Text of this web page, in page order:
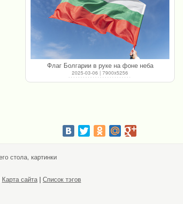
Флаг Болгарии в руке на фоне неба
2025-03-06 | 7900x5256
стола, картинки
Карта сайта | Список тэгов